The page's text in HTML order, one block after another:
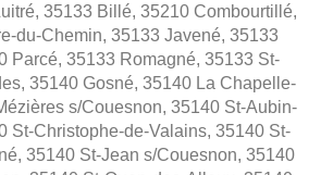
35133 Billé, 35210 Combourtillé,
du-Chemin, 35133 Javené, 35133
Parcé, 35133 Romagné, 35133 St-
35140 Gosné, 35140 La Chapelle-
s/Couesnon, 35140 St-Aubin-
St-Christophe-de-Valains, 35140 St-
35140 St-Jean s/Couesnon, 35140